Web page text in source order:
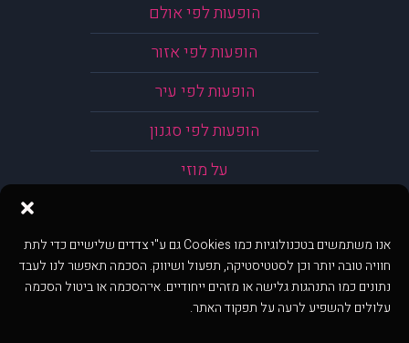
אנו משתמשים בטכנולוגיות כמו Cookies גם ע"י צדדים שלישיים כדי לתת
חוויה טובה יותר וכן לסטטיסטיקה, תפעול ושיווק. הסכמה תאפשר לנו לעבד
נתונים כמו התנהגות גלישה או מזהים ייחודיים. אי־הסכמה או ביטול הסכמה
עלולים להשפיע לרעה על תפקוד האתר.
הופעות לפי אולם
הופעות לפי אזור
הופעות לפי עיר
הופעות לפי סגנון
על מוזי